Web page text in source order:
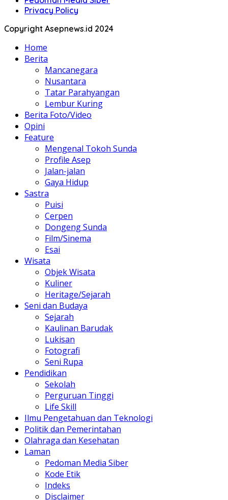
Privacy Policy
Copyright Asepnews.id 2024
Home
Berita
Mancanegara
Nusantara
Tatar Parahyangan
Lembur Kuring
Berita Foto/Video
Opini
Feature
Mengenal Tokoh Sunda
Profile Asep
Jalan-jalan
Gaya Hidup
Sastra
Puisi
Cerpen
Dongeng Sunda
Film/Sinema
Esai
Wisata
Objek Wisata
Kuliner
Heritage/Sejarah
Seni dan Budaya
Sejarah
Kaulinan Barudak
Lukisan
Fotografi
Seni Rupa
Pendidikan
Sekolah
Perguruan Tinggi
Life Skill
Ilmu Pengetahuan dan Teknologi
Politik dan Pemerintahan
Olahraga dan Kesehatan
Laman
Pedoman Media Siber
Kode Etik
Indeks
Disclaimer